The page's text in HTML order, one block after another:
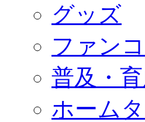
ACADEMY
アカデミーについて
コーチ&スタッフ
ジュニア
ジュニアユース
ユース
練習拠点（ナラディ
SCHOOL
CLUB
グッズ
ファン
普及・
ホーム